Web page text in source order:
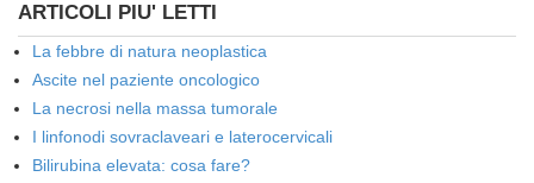
ARTICOLI PIU' LETTI
La febbre di natura neoplastica
Ascite nel paziente oncologico
La necrosi nella massa tumorale
I linfonodi sovraclaveari e laterocervicali
Bilirubina elevata: cosa fare?